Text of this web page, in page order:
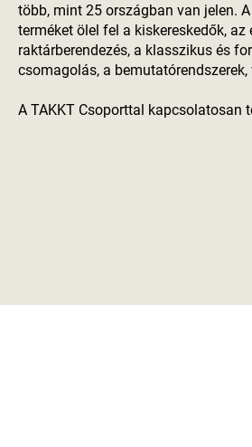
több, mint 25 országban van jelen.
terméket ölel fel a kiskereskedők,
raktárberendezés, a klasszikus és
csomagolás, a
A TAKKT Csoporttal kapcsolatosan